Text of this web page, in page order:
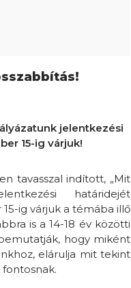
jelentkezési
15-ig várjuk!
tavasszal indított, „Mit
határidejét
ig várjuk a témába illő
is a 14-18 év közötti
hogy miként
elárulja mit tekint